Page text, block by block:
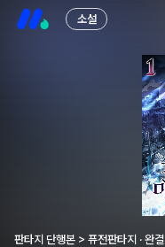
소설
판타지 단행본 > 퓨전판타지 · 완결